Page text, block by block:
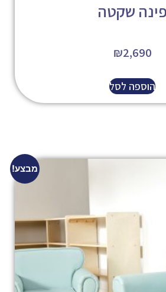
פינה שקטה
₪2,690
הוספה לסל
מבצע!